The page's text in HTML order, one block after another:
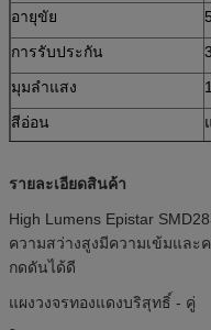
อายุขัย
การรับประกัน
มุมลำแสง
สีอ่อน
รายละเอียดสินค้า
High Lumens Epistar
ความสว่างสูงมีความเข้มและ
กดดันได้ดี
แผงวงจรทองแดงบริสุทธิ์ - คู่